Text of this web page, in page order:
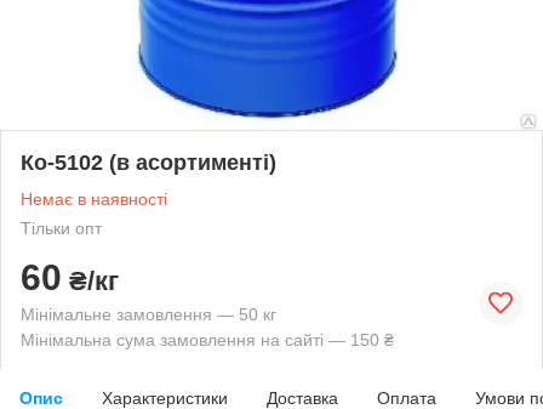
Ко-5102 (в асортименті)
Немає в наявності
Тільки опт
60 ₴/кг
Мінімальне замовлення — 50 кг
Мінімальна сума замовлення на сайті — 150 ₴
Опис Характеристики Доставка Оплата Умови